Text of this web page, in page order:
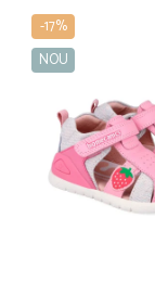
-17%
NOU